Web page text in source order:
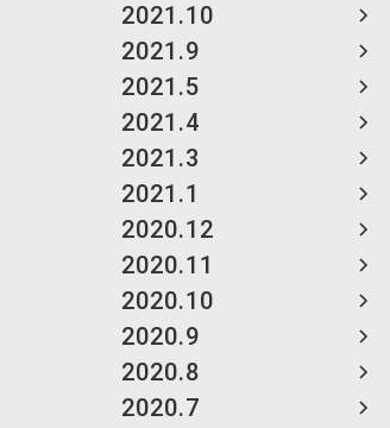
2021.10
2021.9
2021.5
2021.4
2021.3
2021.1
2020.12
2020.11
2020.10
2020.9
2020.8
2020.7